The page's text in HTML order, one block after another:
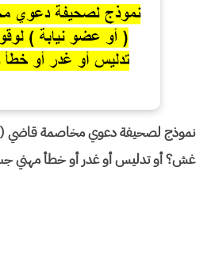
نموذج لصحيفة دعوي مخاصمة قاضي (
غش؟ أو تدليس أو غدر أو خطأ مهني